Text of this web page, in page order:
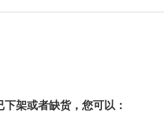
架或者缺货，您可以：